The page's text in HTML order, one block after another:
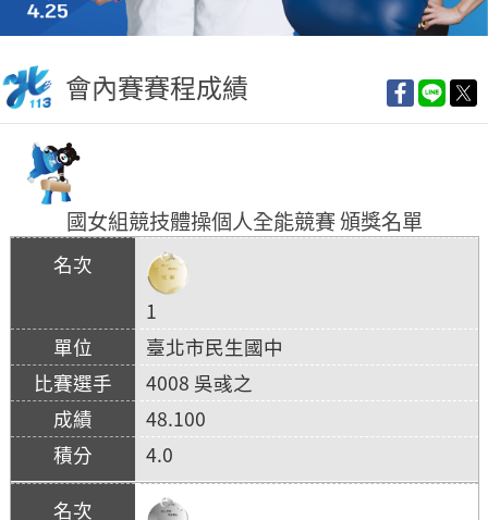
會內賽賽程成績
國女組競技體操個人全能競賽 頒獎名單
1
臺北市民生國中
4008 吳彧之
48.100
4.0